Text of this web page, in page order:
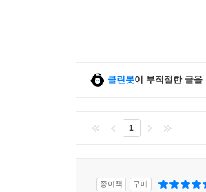
한다. 이 책에 실린 글들이
저자는 독자들과 함께 ‘쓰
● 저자의 말
‘쓰잘데없이 고귀한 것들
만들어가야 할 미완의 목
클린봇이 부적절한 글을
1
종이책 구매